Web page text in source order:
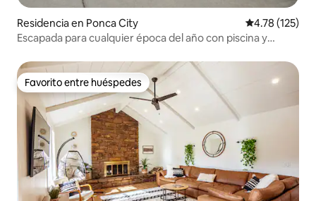
Residencia en Ponca City Calificación
4.78 (125)
Escapada para cualquier época del año con piscina y
Favorito entre huéspedes
Favorito entre huéspedes